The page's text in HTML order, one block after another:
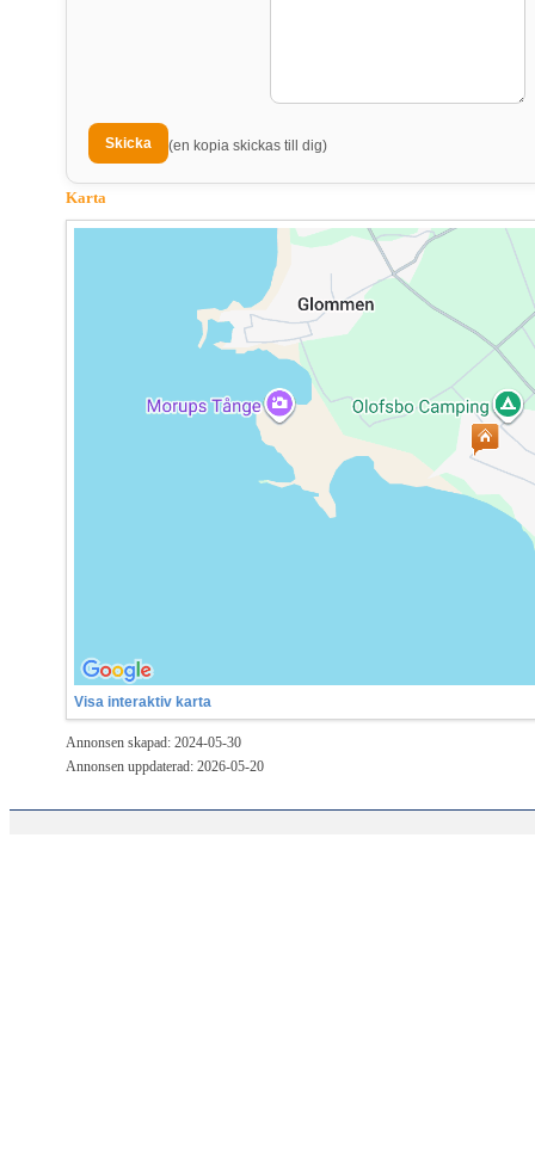
(en kopia skickas till dig)
Karta
Visa interaktiv karta
Annonsen skapad: 2024-05-30
Annonsen uppdaterad: 2026-05-20